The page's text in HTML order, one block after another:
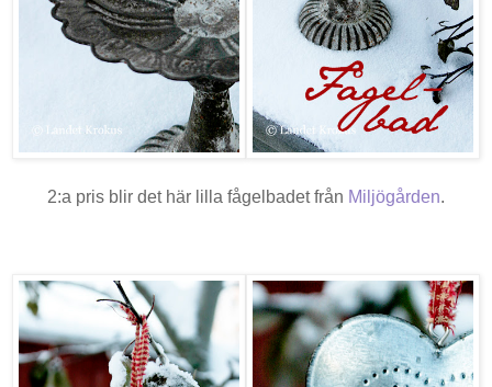
2:a pris blir det här lilla fågelbadet från Miljögården.